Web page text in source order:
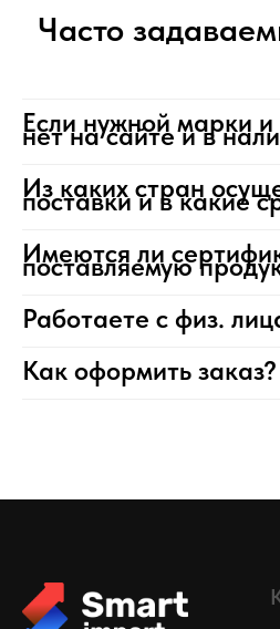
Часто
Если нужной марки
нет на сайте и в
Из каких стран
поставки и в какие
Имеются ли
поставляемую
Работаете с физ.
Как оформить заказ?